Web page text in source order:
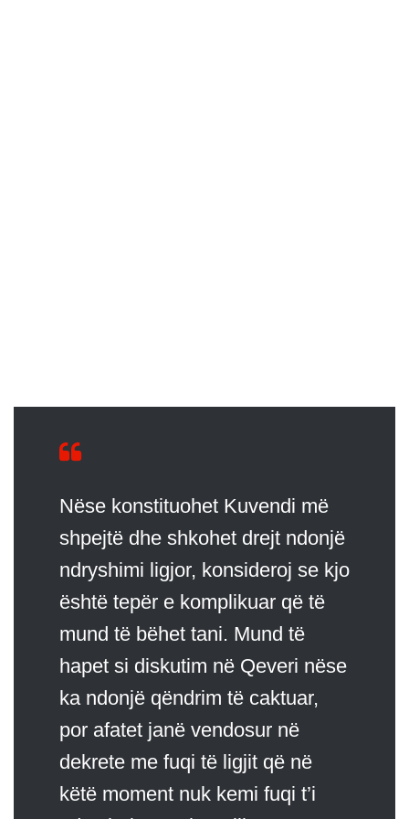
Nëse konstituohet Kuvendi më
shpejtë dhe shkohet drejt ndonjë
ndryshimi ligjor, konsideroj se kjo
është tepër e komplikuar që të
mund të bëhet tani. Mund të
hapet si diskutim në Qeveri nëse
ka ndonjë qëndrim të caktuar,
por afatet janë vendosur në
dekrete me fuqi të ligjit që në
këtë moment nuk kemi fuqi t’i